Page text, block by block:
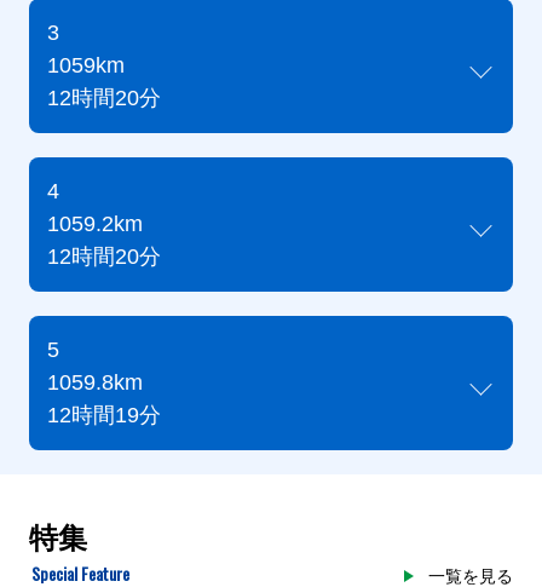
3
1059km
12時間20分
4
1059.2km
12時間20分
5
1059.8km
12時間19分
特集
Special Feature 一覧を見る